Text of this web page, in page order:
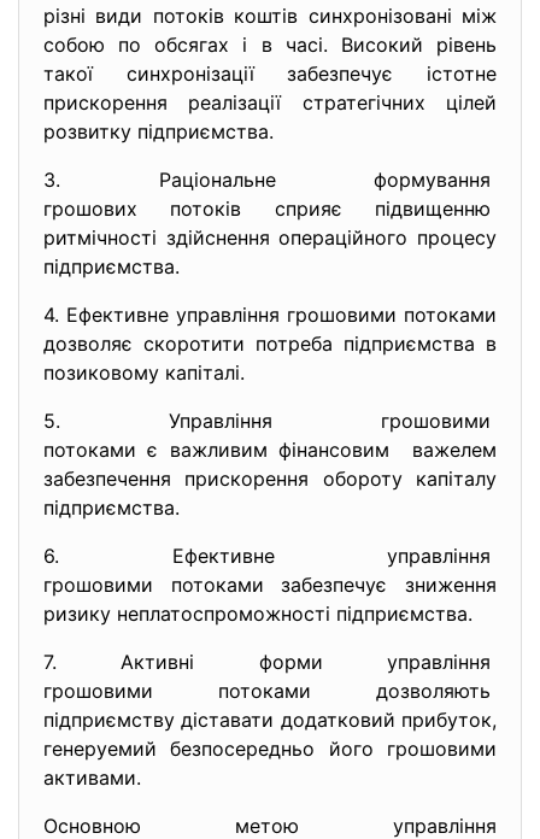
різні види потоків коштів синхронізовані між
собою по обсягах і в часі. Високий рівень
такої синхронізації забезпечує істотне
прискорення реалізації стратегічних цілей
розвитку підприємства.
3. Раціональне формування
грошових потоків сприяє підвищенню
ритмічності здійснення операційного процесу
підприємства.
4. Ефективне управління грошовими потоками
дозволяє скоротити потреба підприємства в
позиковому капіталі.
5. Управління грошовими
потоками є важливимфінансовим важелем
забезпечення прискорення обороту капіталу
підприємства.
6. Ефективне управління
грошовими потоками забезпечує зниження
ризику неплатоспроможності підприємства.
7. Активні форми управління
грошовими потоками дозволяють
підприємству діставати додатковий прибуток,
генеруемий безпосередньо його грошовими
активами.
Основною метою управління